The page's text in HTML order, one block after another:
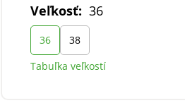
Veľkosť: 36
36
38
Tabuľka veľkostí